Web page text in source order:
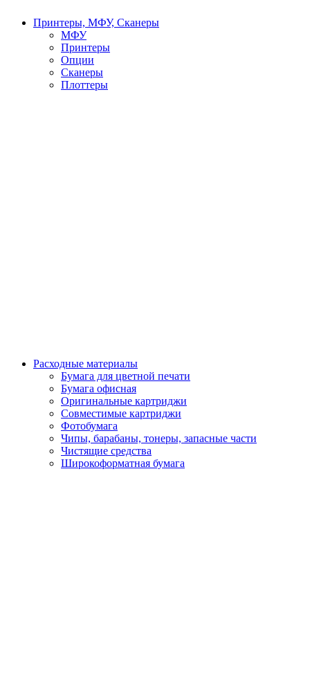
Принтеры, МФУ, Сканеры
МФУ
Принтеры
Опции
Сканеры
Плоттеры
Расходные материалы
Бумага для цветной печати
Бумага офисная
Оригинальные картриджи
Совместимые картриджи
Фотобумага
Чипы, барабаны, тонеры, запасные части
Чистящие средства
Широкоформатная бумага